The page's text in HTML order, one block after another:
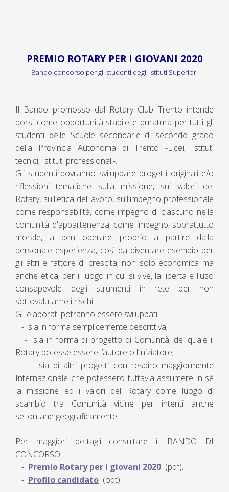
PREMIO ROTARY PER I GIOVANI 2020
Bando concorso per gli studenti degli Istituti Superiori
Il Bando promosso dal Rotary Club Trento intende
porsi come opportunità stabile e duratura per tutti gli
studenti delle Scuole secondarie di secondo grado
della Provincia Autonoma di Trento -Licei, Istituti
tecnici, Istituti professionali-.
Gli studenti dovranno sviluppare progetti originali e/o
riflessioni tematiche sulla missione, sui valori del
Rotary, sull'etica del lavoro, sull'impegno professionale
come responsabilità, come impegno di ciascuno nella
comunità d'appartenenza, come impegno, soprattutto
morale, a ben operare proprio a partire dalla
personale esperienza, così da diventare esempio per
gli altri e fattore di crescita, non solo economica ma
anche etica, per il luogo in cui si vive, la liberta e l'uso
consapevole degli strumenti in rete per non
sottovalutarne i rischi.
Gli elaborati potranno essere sviluppati:
- sia in forma semplicemente descrittiva;
- sia in forma di progetto di Comunità, del quale il
Rotary potesse essere l’autore o l’iniziatore;
- sia di altri progetti con respiro maggiormente
Internazionale che potessero tuttavia assumere in sé
la missione ed i valori del Rotary come luogo di
scambio tra Comunità vicine per intenti anche
se lontane geograficamente.
Per maggiori dettagli consultare il BANDO DI
CONCORSO
- Premio Rotary per i giovani 2020 (pdf).
- Profilo candidato (odt).